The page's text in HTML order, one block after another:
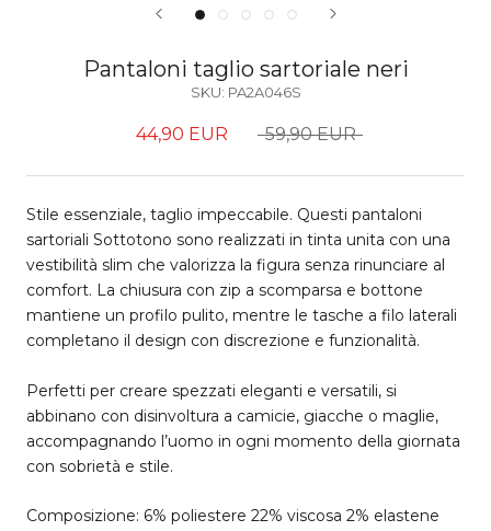
Pantaloni taglio sartoriale neri
SKU: PA2A046S
44,90 EUR 59,90 EUR
Stile essenziale, taglio impeccabile. Questi pantaloni
sartoriali Sottotono sono realizzati in tinta unita con una
vestibilità slim che valorizza la figura senza rinunciare al
comfort. La chiusura con zip a scomparsa e bottone
mantiene un profilo pulito, mentre le tasche a filo laterali
completano il design con discrezione e funzionalità.
Perfetti per creare spezzati eleganti e versatili, si
abbinano con disinvoltura a camicie, giacche o maglie,
accompagnando l’uomo in ogni momento della giornata
con sobrietà e stile.
Composizione: 6% poliestere 22% viscosa 2% elastene